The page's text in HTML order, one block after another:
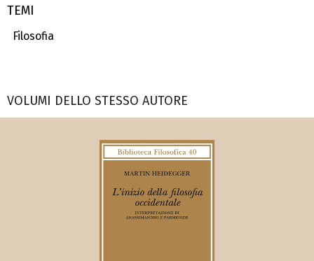
TEMI
Filosofia
VOLUMI DELLO STESSO AUTORE